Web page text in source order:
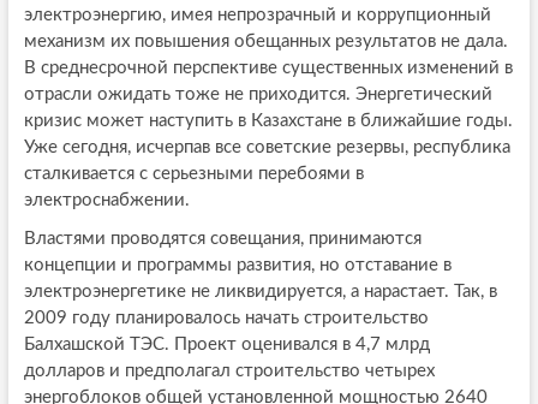
электроэнергию, имея непрозрачный и коррупционный
механизм их повышения обещанных результатов не дала.
В среднесрочной перспективе существенных изменений в
отрасли ожидать тоже не приходится. Энергетический
кризис может наступить в Казахстане в ближайшие годы.
Уже сегодня, исчерпав все советские резервы, республика
сталкивается с серьезными перебоями в
электроснабжении.
Властями проводятся совещания, принимаются
концепции и программы развития, но отставание в
электроэнергетике не ликвидируется, а нарастает. Так, в
2009 году планировалось начать строительство
Балхашской ТЭС. Проект оценивался в 4,7 млрд
долларов и предполагал строительство четырех
энергоблоков общей установленной мощностью 2640